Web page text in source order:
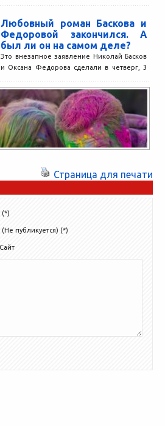
Любовный роман Баскова и
Федоровой закончился. А
был ли он на самом деле?
Это внезапное заявление Николай Басков
и Оксана Федорова сделали в четверг, 3
Николаева и его...
Страница для печати
(*)
(Не публикуется) (*)